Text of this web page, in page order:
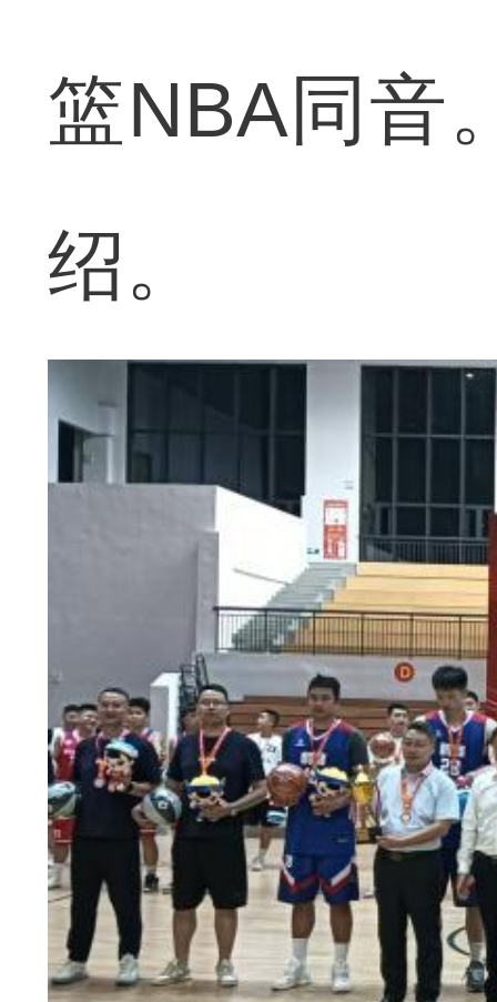
篮NBA同音
绍。